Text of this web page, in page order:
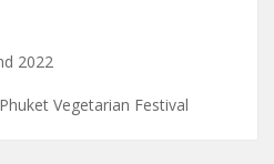
2022
Vegetarian Festival